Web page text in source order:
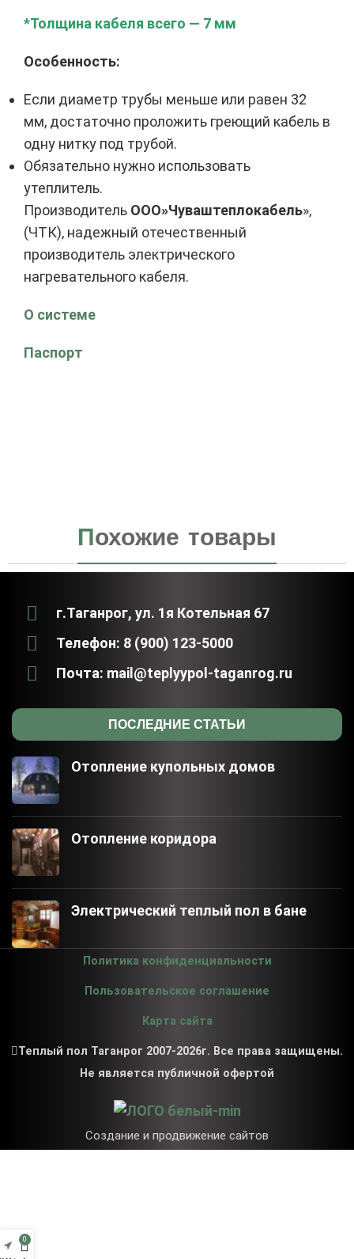
*Толщина кабеля всего — 7 мм
Особенность:
Если диаметр трубы меньше или равен 32
мм, достаточно проложить греющий кабель в
одну нитку под трубой.
Обязательно нужно использовать
утеплитель.
Производитель ООО»Чуваштеплокабель»,
(ЧТК), надежный отечественный
производитель электрического
нагревательного кабеля.
О системе
Паспорт
Похожие товары
г.Таганрог, ул. 1я Котельная 67
Телефон: 8 (900) 123-5000
Почта: mail@teplyypol-taganrog.ru
ПОСЛЕДНИЕ СТАТЬИ
Отопление купольных домов
Отопление коридора
Электрический теплый пол в бане
Политика конфиденциальности
Пользовательское соглашение
Карта сайта
Теплый пол Таганрог 2007-2026г. Все права защищены.
Не является публичной офертой
Создание и продвижение сайтов
0